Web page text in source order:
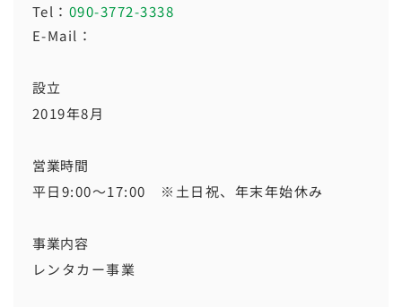
Tel： 090-3772-3338
E-Mail：
設立
2019年8月
営業時間
平日9:00〜17:00 ※土日祝、年末年始休み
事業内容
レンタカー事業